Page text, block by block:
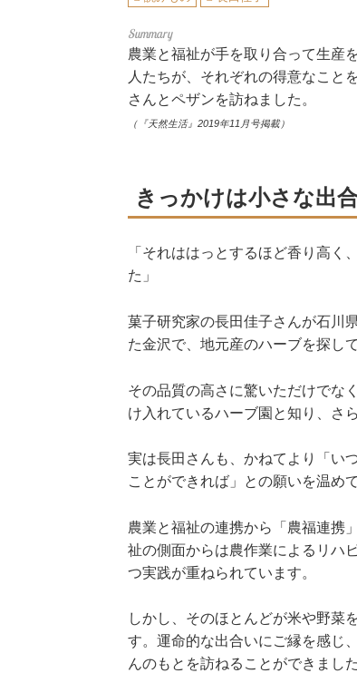
農業と福祉が手を取り合って生産
人たちが、それぞれの得意なこと
さんとペザンを訪ねました。
（『天然生活』2019年11月号掲載）
きっかけは小さな出
「それははっとするほど香り高
た」
菓子研究家の長田佳子さんが石川
た金沢で、地元産のハーブを探し
その品質の高さに驚いただけでな
け入れているハーブ園と知り、さ
実は長田さんも、かねてより「い
ことができれば」との願いを温め
農業と福祉の連携から「農福連携
祉の側面からは農作業によるリハ
つ実践が重ねられています。
しかし、そのほとんどが米や野菜
す。運命的な出合いにご縁を感じ
んのもとを訪ねることができました